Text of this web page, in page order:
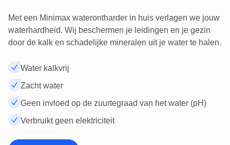
Met een Minimax waterontharder in huis verlagen we jouw
waterhardheid. Wij beschermen je leidingen en je gezin
door de kalk en schadelijke mineralen uit je water te halen.
Water kalkvrij
Zacht water
Geen invloed op de zuurtegraad van het water (pH)
Verbruikt geen elektriciteit